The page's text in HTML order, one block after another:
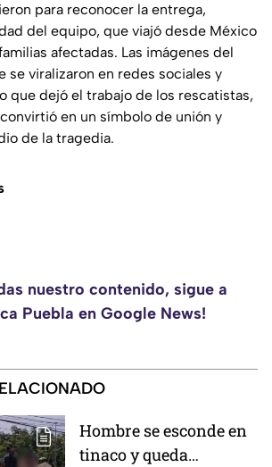
para reconocer la entrega,
del equipo, que viajó desde México
afectadas. Las imágenes del
se viralizaron en redes sociales y
que dejó el trabajo de los rescatistas,
en un símbolo de unión y
de la tragedia.
nuestro contenido, sigue a
Puebla en Google News!
Hombre se esconde en
tinaco y queda